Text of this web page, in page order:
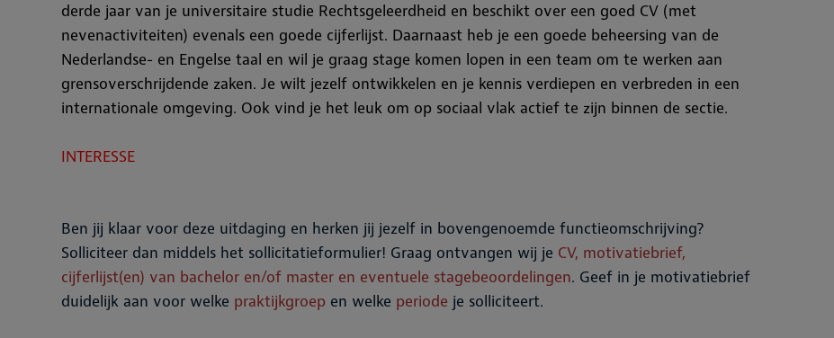
derde jaar van je universitaire studie Rechtsgeleerdheid en beschikt over een goed CV (met
nevenactiviteiten) evenals een goede cijferlijst. Daarnaast heb je een goede beheersing van de
Nederlandse- en Engelse taal en wil je graag stage komen lopen in een team om te werken aan
grensoverschrijdende zaken. Je wilt jezelf ontwikkelen en je kennis verdiepen en verbreden in een
internationale omgeving. Ook vind je het leuk om op sociaal vlak actief te zijn binnen de sectie.
INTERESSE
Ben jij klaar voor deze uitdaging en herken jij jezelf in bovengenoemde functieomschrijving?
Solliciteer dan middels het sollicitatieformulier! Graag ontvangen wij je CV, motivatiebrief,
cijferlijst(en) van bachelor en/of master en eventuele stagebeoordelingen. Geef in je motivatiebrief
duidelijk aan voor welke praktijkgroep en welke periode je solliciteert.